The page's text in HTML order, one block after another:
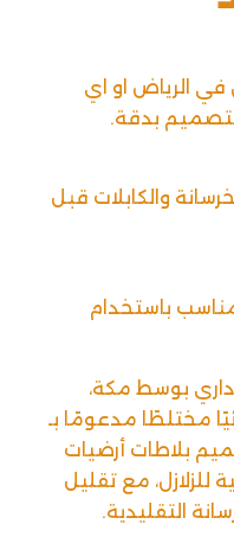
الرياض او اي
بدقة.
والكابلات قبل
باستخدام
بوسط مكة،
مختلطًا مدعومًا بـ
بلاطات أرضيات
مع تقليل